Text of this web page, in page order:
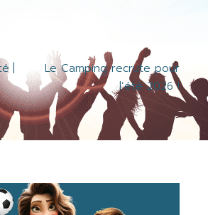
Le Camping recrute pour
l’été 2026 !